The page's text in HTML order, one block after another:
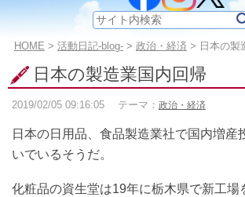
サ
ト
内
検
索:
こ
ペ
ー
ジ
位
置:
HOME > 活動日記-blog- > 政治・経済 > 日本の製
日本の製造業国内回帰
2019/02/05 09:16:05 テーマ： 政治・経済
日本の日用品、食品製造業社で国内増産
いでいるそうだ。
化粧品の資生堂は19年に栃木県で新工場